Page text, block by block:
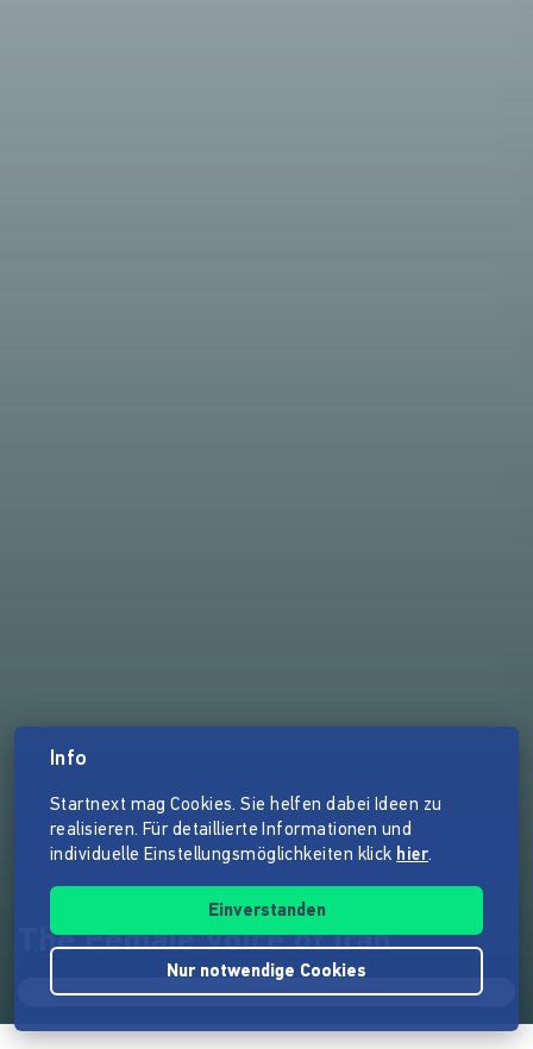
The Female Voice of Iran
Info
Startnext mag Cookies. Sie helfen dabei Ideen zu
realisieren. Für detaillierte Informationen und
individuelle Einstellungsmöglichkeiten klick hier.
Einverstanden
Nur notwendige Cookies